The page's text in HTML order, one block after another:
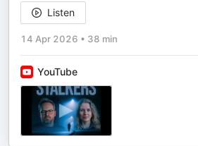
Listen
14 Apr 2026 • 38 min
YouTube